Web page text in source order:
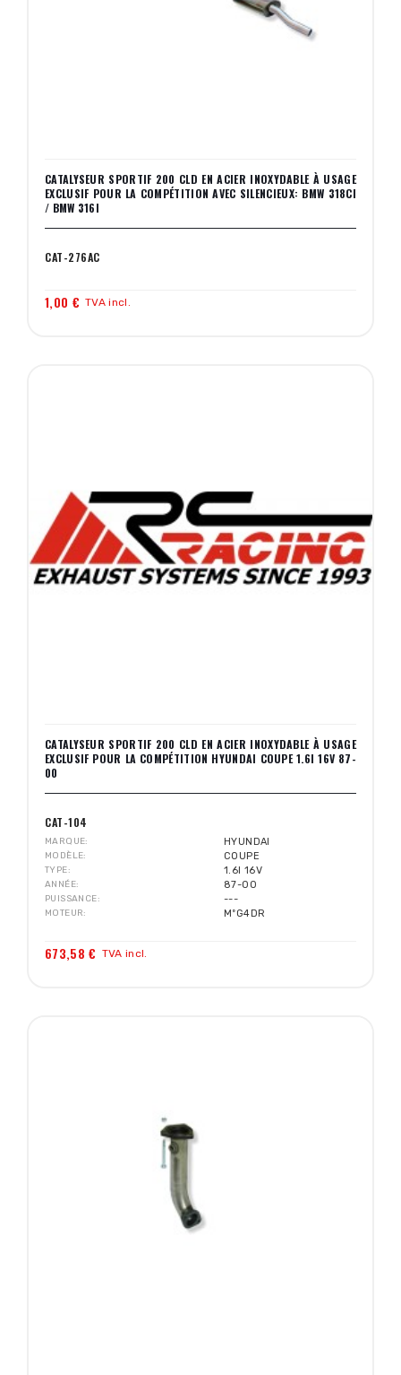
CATALYSEUR SPORTIF 200 CLD EN ACIER INOXYDABLE À USAGE
EXCLUSIF POUR LA COMPÉTITION AVEC SILENCIEUX: BMW 318CI
/ BMW 316I
CAT-276AC
1,00 € TVA incl.
CATALYSEUR SPORTIF 200 CLD EN ACIER INOXYDABLE À USAGE
EXCLUSIF POUR LA COMPÉTITION HYUNDAI COUPE 1.6I 16V 87-
00
CAT-104
MARQUE HYUNDAI
MODÈLE COUPE
TYPE 1.6I 16V
ANNÉE 87-00
PUISSANCE ---
MOTEUR MºG4DR
673,58 € TVA incl.